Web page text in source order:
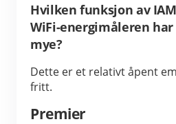
Hvilken funksjon av
WiFi-energimåleren
mye?
Dette er et relativt åpent
fritt.
Premier